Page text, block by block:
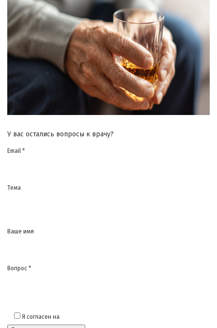
У вас остались вопросы к врачу?
Email *
Тема
Ваше имя
Вопрос *
Я согласен на